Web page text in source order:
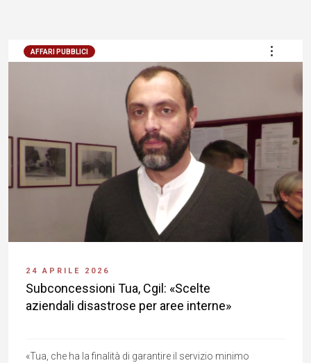
AFFARI PUBBLICI
24 APRILE 2026
Subconcessioni Tua, Cgil: «Scelte
aziendali disastrose per aree interne»
«Tua, che ha la finalità di garantire il servizio minimo